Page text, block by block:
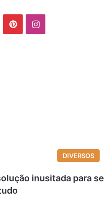
PinterestInstagram
DIVERSOS
inusitada para se